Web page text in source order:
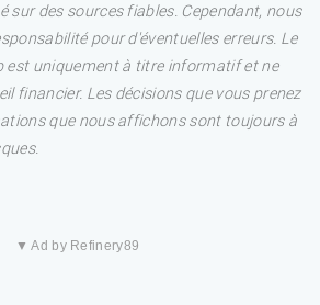
sur des sources fiables. Cependant, nous
pour d'éventuelles erreurs. Le
est uniquement à titre informatif et ne
financier. Les décisions que vous prenez
que nous affichons sont toujours à
▼ Ad by Refinery89